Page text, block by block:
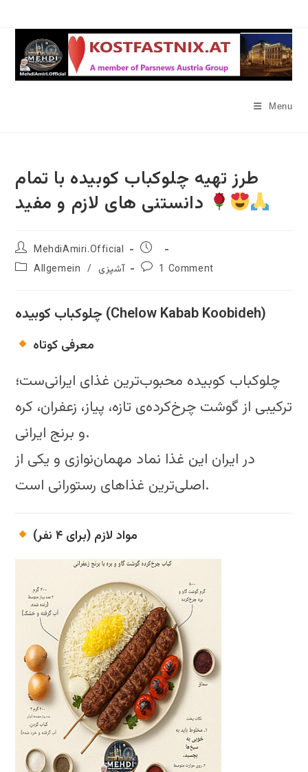
content
Menu
طرز تهیه چلوکباب کوبیده با تمام
Post
author:
MehdiAmiri.Official
Post
published:
PostAllgemein / آشپزی
Post1 Comment
چلوکباب کوبیده (Chelow Kabab Koobideh)
معرفی کوتاه
چلوکباب کوبیده محبوب‌ترین غذای ایرانی‌ست؛
ترکیبی از گوشت چرخ‌کرده‌ی تازه، پیاز، زعفران، کره
و برنج ایرانی.
در ایران این غذا نماد مهمان‌نوازی و یکی از
اصلی‌ترین غذاهای رستورانی است.
مواد لازم (برای ۴ نفر)